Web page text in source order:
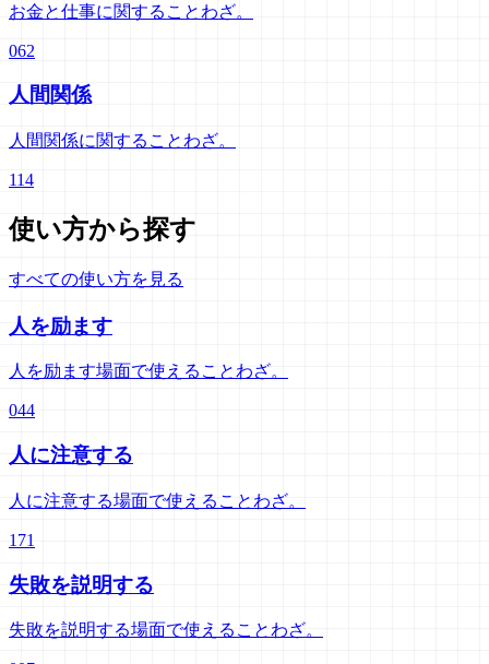
お金と仕事に関することわざ。
062
人間関係
人間関係に関することわざ。
114
使い方から探す
すべての使い方を見る
人を励ます
人を励ます場面で使えることわざ。
044
人に注意する
人に注意する場面で使えることわざ。
171
失敗を説明する
失敗を説明する場面で使えることわざ。